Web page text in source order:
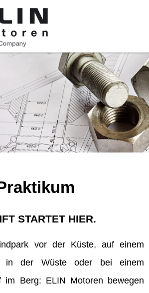
STARTET HIER.
vor der Küste, auf einem
in der Wüste oder bei einem
im Berg: ELIN Motoren bewegen